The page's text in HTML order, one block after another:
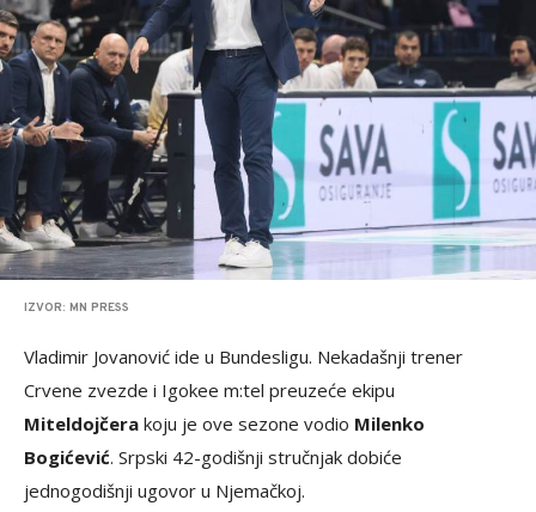
IZVOR: MN PRESS
Vladimir Jovanović ide u Bundesligu. Nekadašnji trener
Crvene zvezde i Igokee m:tel preuzeće ekipu
Miteldojčera koju je ove sezone vodio Milenko
Bogićević. Srpski 42-godišnji stručnjak dobiće
jednogodišnji ugovor u Njemačkoj.